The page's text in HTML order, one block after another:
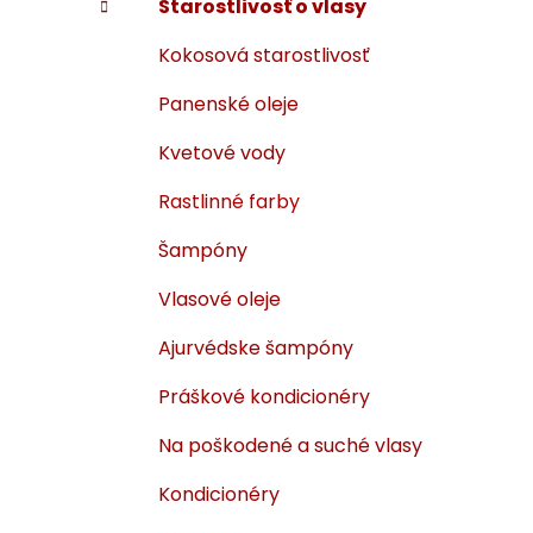
Starostlivosť o vlasy
Kokosová starostlivosť
Panenské oleje
Kvetové vody
Rastlinné farby
Šampóny
Vlasové oleje
Ajurvédske šampóny
Práškové kondicionéry
Na poškodené a suché vlasy
Kondicionéry